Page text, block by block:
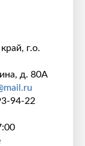
г.о.
д. 80А
94-22